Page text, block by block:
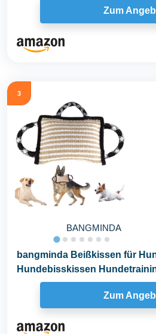
Zum
3
BANGMINDA
bangminda Beißkissen für
Hundebisskissen
Zum